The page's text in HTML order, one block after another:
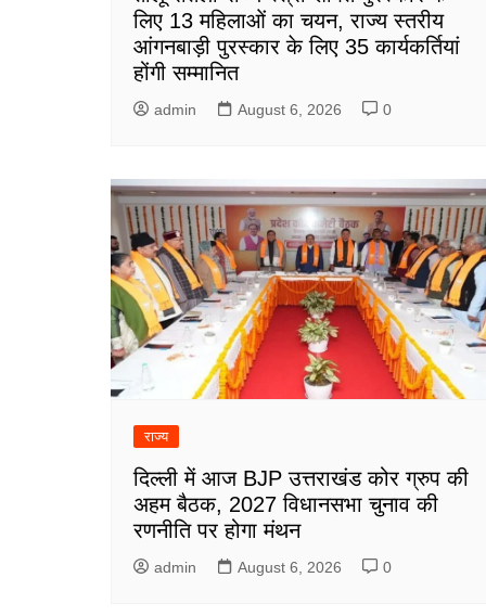
लिए 13 महिलाओं का चयन, राज्य स्तरीय
आंगनबाड़ी पुरस्कार के लिए 35 कार्यकर्तियां
होंगी सम्मानित
admin August 6, 2026 0
राज्य
दिल्ली में आज BJP उत्तराखंड कोर ग्रुप की
अहम बैठक, 2027 विधानसभा चुनाव की
रणनीति पर होगा मंथन
admin August 6, 2026 0